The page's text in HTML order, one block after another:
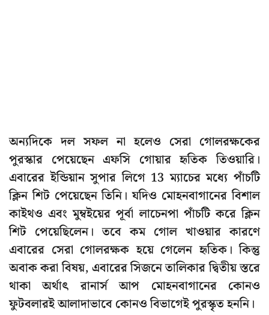
অন্যদিকে দল সফল না হলেও সেরা গোলরক্ষকের
পুরস্কার পেয়েছেন এফসি গোয়ার হৃতিক তিওয়ারি।
এবারের ইন্ডিয়ান সুপার লিগে 13 ম্যাচের মধ্যে পাঁচটি
ক্লিন শিট পেয়েছেন তিনি। যদিও মোহনবাগানের বিশাল
কাইথও এবং মুম্বইয়ের পূর্বা লাচেনপা পাঁচটি করে ক্লিন
শিট পেয়েছিলেন। তবে কম গোল খাওয়ার কারণে
এবারের সেরা গোলরক্ষক হয়ে গেলেন হৃতিক। কিন্তু
অবাক করা বিষয়, এবারের সিজনে তালিকার দ্বিতীয় স্তরে
থাকা অর্থাৎ রানার্স আপ মোহনবাগানের কোনও
ফুটবলারই আলাদাভাবে কোনও বিভাগেই পুরস্কৃত হননি।